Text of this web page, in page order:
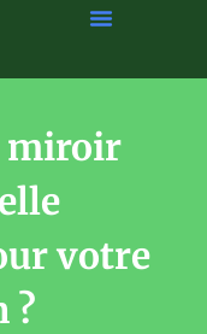
miroir
votre
?